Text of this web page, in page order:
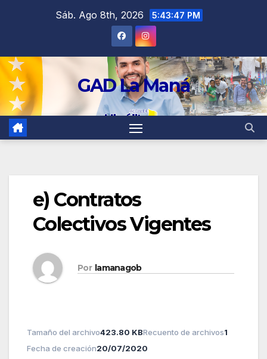
Sáb. Ago 8th, 2026 5:43:47 PM
GAD La Maná
e) Contratos
Colectivos Vigentes
Por lamanagob
Tamaño del archivo423.80 KBRecuento de archivos1
Fecha de creación20/07/2020